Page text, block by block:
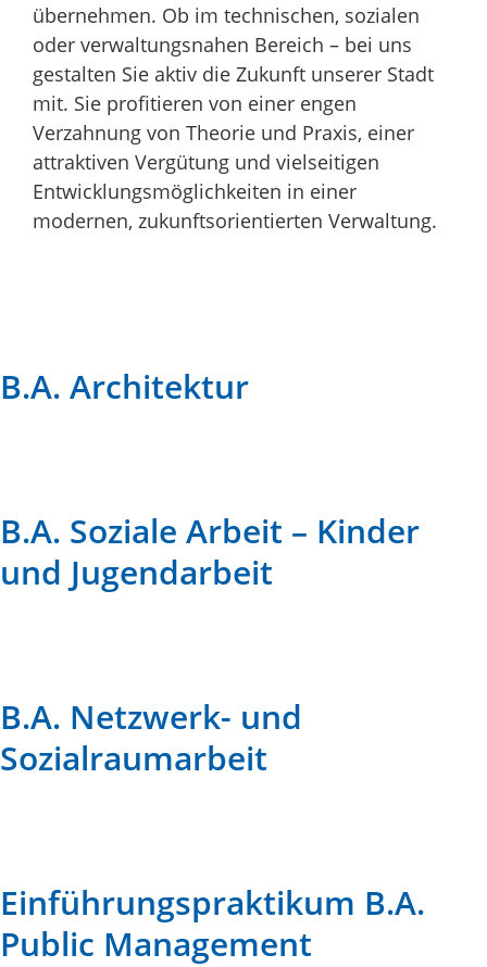
übernehmen. Ob im technischen, sozialen
oder verwaltungsnahen Bereich – bei uns
gestalten Sie aktiv die Zukunft unserer Stadt
mit. Sie profitieren von einer engen
Verzahnung von Theorie und Praxis, einer
attraktiven Vergütung und vielseitigen
Entwicklungsmöglichkeiten in einer
modernen, zukunftsorientierten Verwaltung.
B.A. Architektur
B.A. Soziale Arbeit – Kinder
und Jugendarbeit
B.A. Netzwerk- und
Sozialraumarbeit
Einführungspraktikum B.A.
Public Management